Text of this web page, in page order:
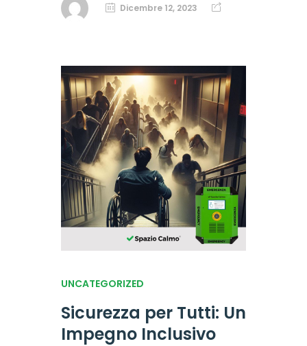
Dicembre 12, 2023
UNCATEGORIZED
Sicurezza per Tutti: Un
Impegno Inclusivo